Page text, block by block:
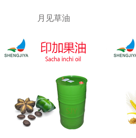
月见草油